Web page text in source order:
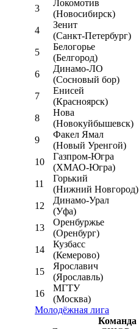
3
Локомотив
(Новосибирск)
4
Зенит
(Санкт-Петербург)
5
Белогорье
(Белгород)
6
Динамо-ЛО
(Сосновый бор)
7
Енисей
(Красноярск)
8
Нова
(Новокуйбышевск)
9
Факел Ямал
(Новый Уренгой)
10
Газпром-Югра
(ХМАО-Югра)
11
Горький
(Нижний Новгород)
12
Динамо-Урал
(Уфа)
13
Оренбуржье
(Оренбург)
14
Кузбасс
(Кемерово)
15
Ярославич
(Ярославль)
16
МГТУ
(Москва)
Молодёжная лига
Команда